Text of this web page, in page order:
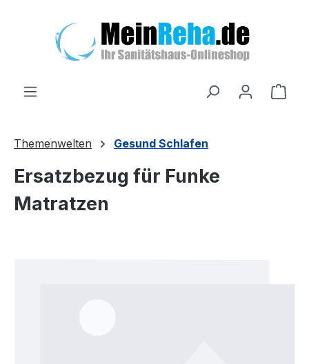
Themenwelten Gesund Schlafen
Ersatzbezug für Funke
Matratzen